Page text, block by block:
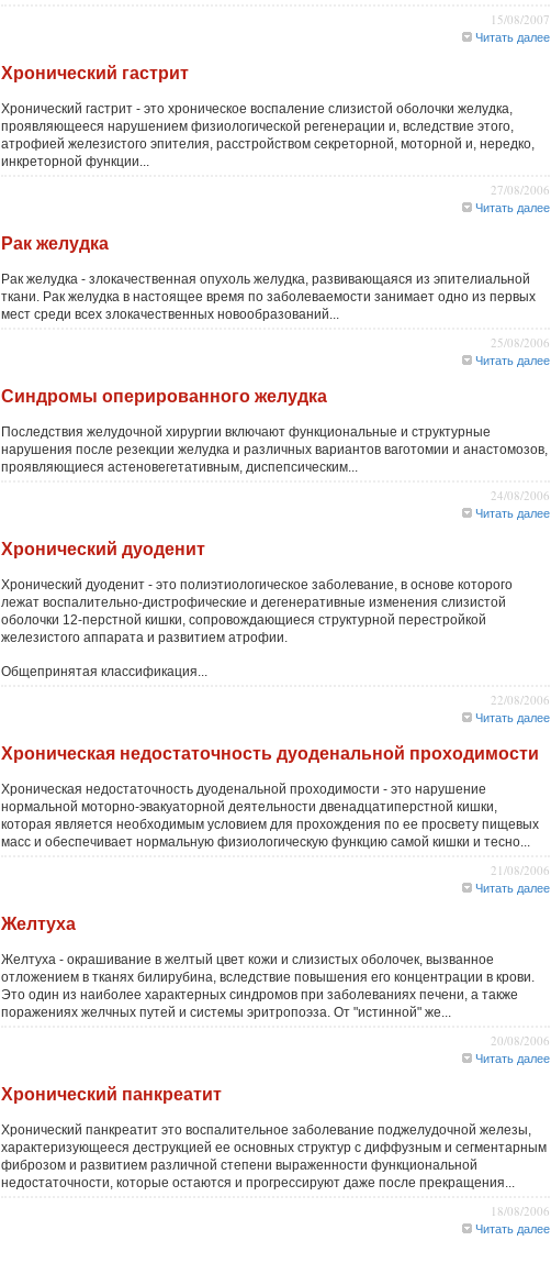
15/08/2007
Читать далее
Хронический гастрит
Хронический гастрит - это хроническое воспаление слизистой оболочки желудка,
проявляющееся нарушением физиологической регенерации и, вследствие этого,
атрофией железистого эпителия, расстройством секреторной, моторной и, нередко,
инкреторной функции...
27/08/2006
Читать далее
Рак желудка
Рак желудка - злокачественная опухоль желудка, развивающаяся из эпителиальной
ткани. Рак желудка в настоящее время по заболеваемости занимает одно из первых
мест среди всех злокачественных новообразований...
25/08/2006
Читать далее
Синдромы оперированного желудка
Последствия желудочной хирургии включают функциональные и структурные
нарушения после резекции желудка и различных вариантов ваготомии и анастомозов,
проявляющиеся астеновегетативным, диспепсическим...
24/08/2006
Читать далее
Хронический дуоденит
Хронический дуоденит - это полиэтиологическое заболевание, в основе которого
лежат воспалительно-дистрофические и дегенеративные изменения слизистой
оболочки 12-перстной кишки, сопровождающиеся структурной перестройкой
железистого аппарата и развитием атрофии.
Общепринятая классификация...
22/08/2006
Читать далее
Хроническая недостаточность дуоденальной проходимости
Хроническая недостаточность дуоденальной проходимости - это нарушение
нормальной моторно-эвакуаторной деятельности двенадцатиперстной кишки,
которая является необходимым условием для прохождения по ее просвету пищевых
масс и обеспечивает нормальную физиологическую функцию самой кишки и тесно...
21/08/2006
Читать далее
Желтуха
Желтуха - окрашивание в желтый цвет кожи и слизистых оболочек, вызванное
отложением в тканях билирубина, вследствие повышения его концентрации в крови.
Это один из наиболее характерных синдромов при заболеваниях печени, а также
поражениях желчных путей и системы эритропоэза. От "истинной" же...
20/08/2006
Читать далее
Хронический панкреатит
Хронический панкреатит это воспалительное заболевание поджелудочной железы,
характеризующееся деструкцией ее основных структур с диффузным и сегментарным
фиброзом и развитием различной степени выраженности функциональной
недостаточности, которые остаются и прогрессируют даже после прекращения...
18/08/2006
Читать далее